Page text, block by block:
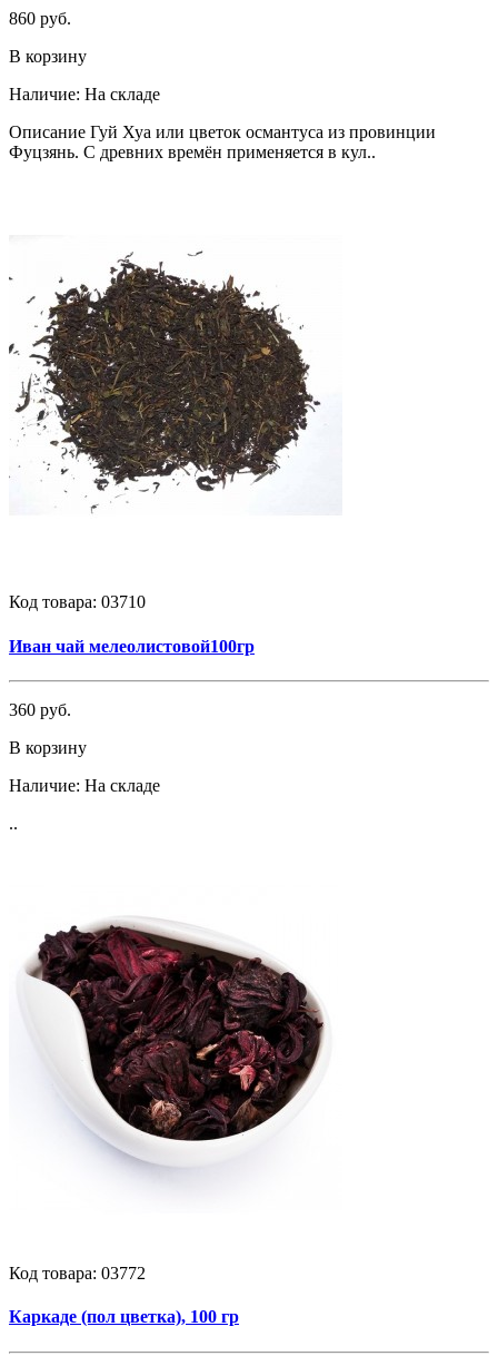
860 руб.
В корзину
Наличие: На складе
Описание Гуй Хуа или цветок османтуса из провинции
Фуцзянь. С древних времён применяется в кул..
Код товара: 03710
Иван чай мелеолистовой100гр
360 руб.
В корзину
Наличие: На складе
..
Код товара: 03772
Каркаде (пол цветка), 100 гр